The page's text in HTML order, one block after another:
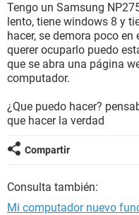
Tengo un Samsung
lento, tiene windows 8 y
hacer, se demora poco
querer ocuparlo puedo
que se abra una página
computador.
¿Que puedo hacer?
que hacer la verdad
Compartir
Consulta también:
Mi computador nuevo